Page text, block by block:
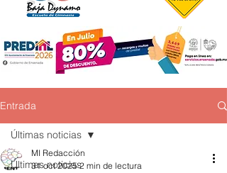
Entrada
Últimas noticias
Últimas noticias
MI Redacción
31 oct 2025 2 min de lectura